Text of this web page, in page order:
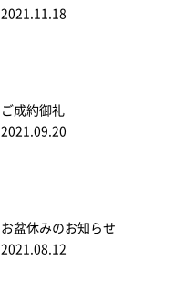
2021.11.18
ご成約御礼
2021.09.20
お盆休みのお知らせ
2021.08.12